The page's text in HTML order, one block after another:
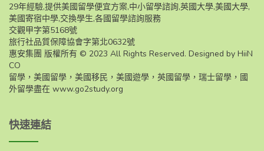
29年經驗,提供美國留學便宜方案,中小留學諮詢,英國大學,美國大學,
美國寄宿中學,交換學生,各國留學諮詢服務
交觀甲字第5168號
旅行社品質保障協會字第北0632號
惠安集團 版權所有 © 2023 All Rights Reserved. Designed by HiiN
CO
留學，美國留學，美國移民，美國遊學，英國留學，瑞士留學，國
外留學盡在 www.go2study.org
快速連結